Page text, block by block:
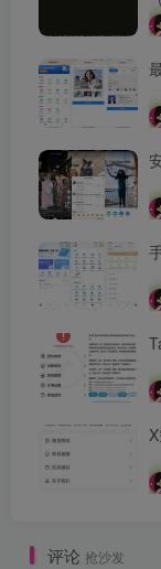
评论 抢沙发